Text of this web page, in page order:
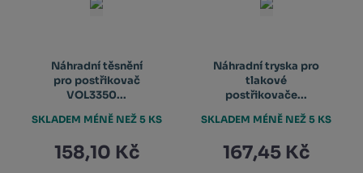
Náhradní těsnění
pro postřikovač
VOL3350...
158,10 Kč
SKLADEM MÉNĚ NEŽ 5 KS
Náhradní tryska pro
tlakové
postřikovače...
167,45 Kč
SKLADEM MÉNĚ NEŽ 5 KS